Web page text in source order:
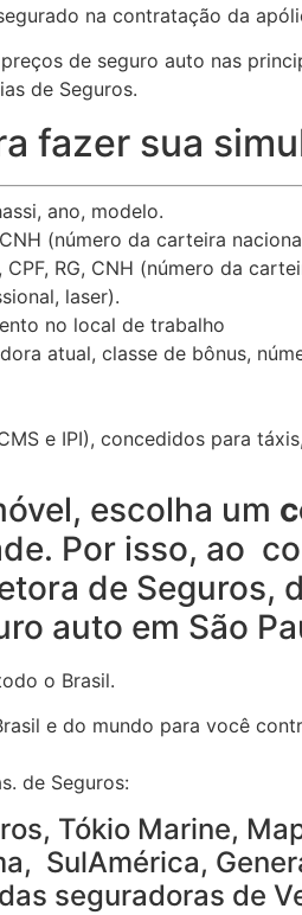
na contratação da
de seguro auto nas
de Seguros.
fazer sua
ano, modelo.
(número da carteira
RG, CNH (número da
laser).
no local de trabalho
atual, classe de bônus,
e IPI), concedidos para
escolha um
Por isso, ao
de Seguros,
auto em São
o Brasil.
e do mundo para você
de Seguros:
Tókio Marine,
SulAmérica,
seguradoras de